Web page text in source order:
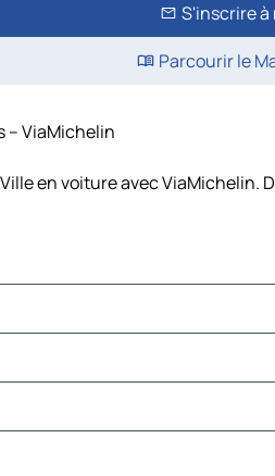
S'inscrire
Parcourir le
– ViaMichelin
en voiture avec